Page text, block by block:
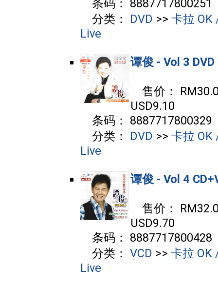
条码： 8887717800251
分类： DVD >> 卡拉 OK
Live
谭俊 - Vol 3 DVD
售价：
USD9.10
条码： 8887717800329
分类： DVD >> 卡拉 OK
Live
谭俊 - Vol 4
售价：
USD9.70
条码： 8887717800428
分类： VCD >> 卡拉 OK
Live